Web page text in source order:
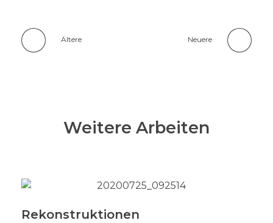
Ältere Neuere
Weitere Arbeiten
Rekonstruktionen